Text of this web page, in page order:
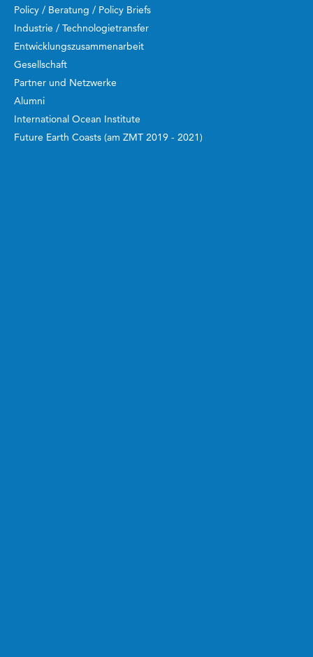
Policy / Beratung / Policy Briefs
Industrie / Technologietransfer
Entwicklungszusammenarbeit
Gesellschaft
Partner und Netzwerke
Alumni
International Ocean Institute
Future Earth Coasts (am ZMT 2019 - 2021)